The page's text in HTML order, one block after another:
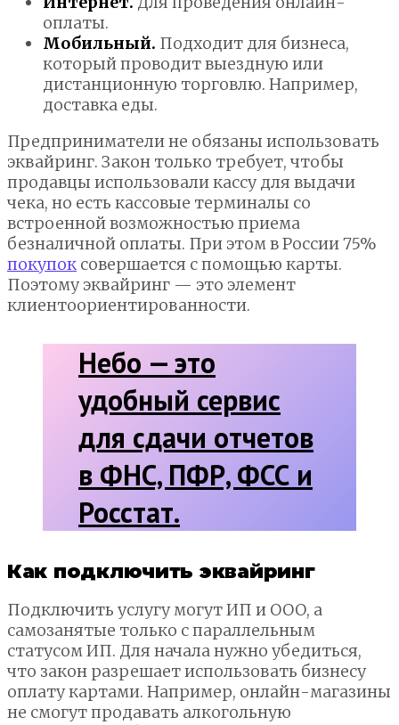
оплаты.
Мобильный. Подходит для бизнеса,
который проводит выездную или
дистанционную торговлю. Например,
доставка еды.
Предприниматели не обязаны использовать
эквайринг. Закон только требует, чтобы
продавцы использовали кассу для выдачи
чека, но есть кассовые терминалы со
встроенной возможностью приема
безналичной оплаты. При этом в России 75%
покупок совершается с помощью карты.
Поэтому эквайринг — это элемент
клиентоориентированности.
Небо — это
удобный сервис
для сдачи отчетов
в ФНС, ПФР, ФСС и
Росстат.
Как подключить эквайринг
Подключить услугу могут ИП и ООО, а
самозанятые только с параллельным
статусом ИП. Для начала нужно убедиться,
что закон разрешает использовать бизнесу
оплату картами. Например, онлайн-магазины
не смогут продавать алкогольную